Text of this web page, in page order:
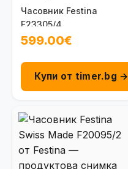
Часовник Festina
F23305/4
599.00€
Купи от timer.bg →